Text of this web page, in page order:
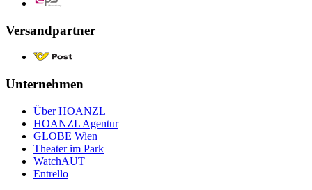
Versandpartner
Unternehmen
Über HOANZL
HOANZL Agentur
GLOBE Wien
Theater im Park
WatchAUT
Entrello